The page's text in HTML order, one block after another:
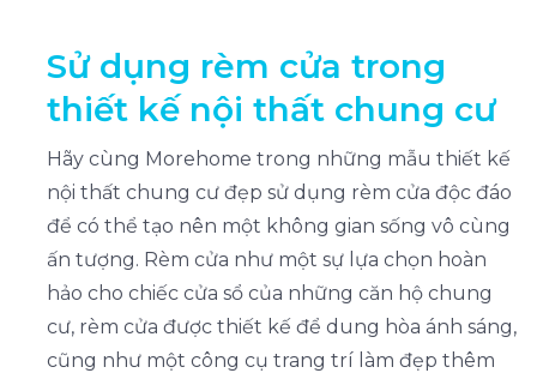
Sử dụng rèm cửa trong
thiết kế nội thất chung cư
Hãy cùng Morehome trong những mẫu thiết kế
nội thất chung cư đẹp sử dụng rèm cửa độc đáo
để có thể tạo nên một không gian sống vô cùng
ấn tượng. Rèm cửa như một sự lựa chọn hoàn
hảo cho chiếc cửa sổ của những căn hộ chung
cư, rèm cửa được thiết kế để dung hòa ánh sáng,
cũng như một công cụ trang trí làm đẹp thêm